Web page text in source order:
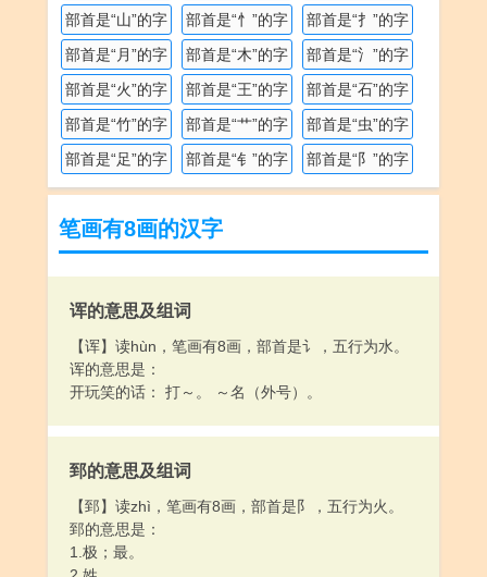
部首是“山”的字
部首是“忄”的字
部首是“扌”的字
部首是“月”的字
部首是“木”的字
部首是“氵”的字
部首是“火”的字
部首是“王”的字
部首是“石”的字
部首是“竹”的字
部首是“艹”的字
部首是“虫”的字
部首是“足”的字
部首是“钅”的字 部首是“阝”的字
笔画有8画的汉字
诨的意思及组词
【诨】读hùn，笔画有8画，部首是讠，五行为水。
诨的意思是：
开玩笑的话： 打～。 ～名（外号）。
郅的意思及组词
【郅】读zhì，笔画有8画，部首是阝，五行为火。
郅的意思是：
1.极；最。